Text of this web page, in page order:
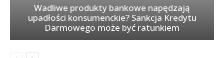
Wadliwe produkty bankowe napędzają
upadłości konsumenckie? Sankcja Kredytu
Darmowego może być ratunkiem